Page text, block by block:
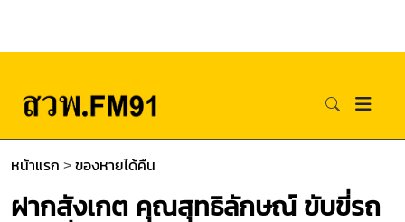
หน้าแรก > ของหายได้คืน
ฝากสังเกต คุณสุทธิลักษณ์ ขับขี่รถ